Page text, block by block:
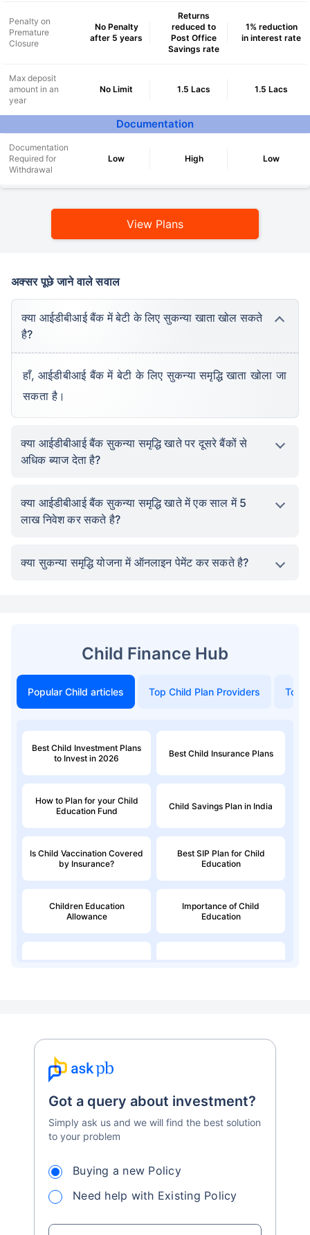
Penalty on
Premature
Closure
No Penalty
after 5 years
Returns
reduced to
Post Office
Savings rate
1% reduction
in interest rate
Max deposit
amount in an
year
No Limit 1.5 Lacs 1.5 Lacs
Documentation
Documentation
Required for
Withdrawal
Low High Low
View Plans
अक्सर पूछे जाने वाले सवाल
क्या आईडीबीआई बैंक में बेटी के लिए सुकन्या खाता खोल सकते
है?
हाँ, आईडीबीआई बैंक में बेटी के लिए सुकन्या समृद्धि खाता खोला जा
सकता है।
क्या आईडीबीआई बैंक सुकन्या समृद्धि खाते पर दूसरे बैंकों से
अधिक ब्याज देता है?
क्या आईडीबीआई बैंक सुकन्या समृद्धि खाते में एक साल में 5
लाख निवेश कर सकते है?
क्या सुकन्या समृद्धि योजना में ऑनलाइन पेमेंट कर सकते है?
Child Finance Hub
Popular Child articles Top Child Plan Providers Top
Best Child Investment Plans
to Invest in 2026
Best Child Insurance Plans
How to Plan for your Child
Education Fund
Child Savings Plan in India
Is Child Vaccination Covered
by Insurance?
Best SIP Plan for Child
Education
Children Education
Allowance
Importance of Child
Education
Got a query about investment?
Simply ask us and we will find the best solution
to your problem
Buying a new Policy
Need help with Existing Policy
and get₹1 Cr
Secure your child's future
even in your absence!
*Returns on Basis 7 year fund performance